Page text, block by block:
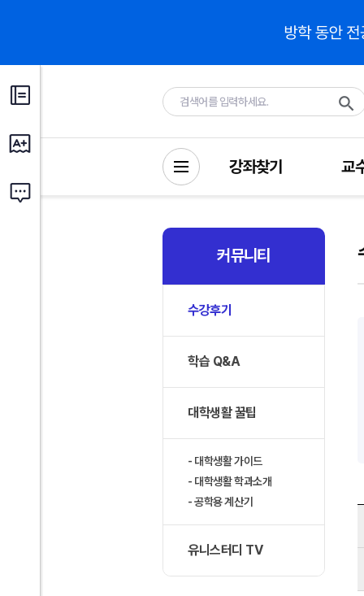
강좌찾기 교
커뮤니티
수강후기
학습 Q&A
대학생활 꿀팁
대학생활 가이드
대학생활 학과소개
공학용 계산기
유니스터디 TV